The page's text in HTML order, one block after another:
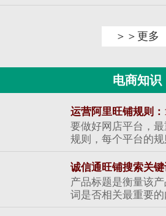
＞＞更多
电商知识
运营阿里旺铺规则：
要做好网店平台，
规则，每个平台的
诚信通旺铺搜索关
产品标题是衡量该
词是否相关最重要